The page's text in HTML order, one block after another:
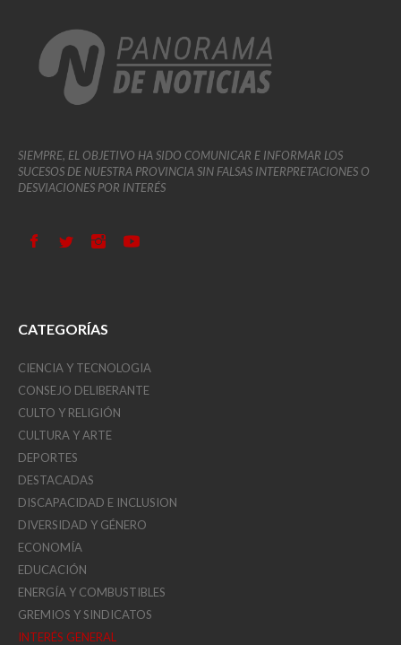
SIEMPRE, EL OBJETIVO HA SIDO COMUNICAR E INFORMAR LOS
SUCESOS DE NUESTRA PROVINCIA SIN FALSAS INTERPRETACIONES O
DESVIACIONES POR INTERÉS
CATEGORÍAS
CIENCIA Y TECNOLOGIA
CONSEJO DELIBERANTE
CULTO Y RELIGIÓN
CULTURA Y ARTE
DEPORTES
DESTACADAS
DISCAPACIDAD E INCLUSION
DIVERSIDAD Y GÉNERO
ECONOMÍA
EDUCACIÓN
ENERGÍA Y COMBUSTIBLES
GREMIOS Y SINDICATOS
INTERÉS GENERAL